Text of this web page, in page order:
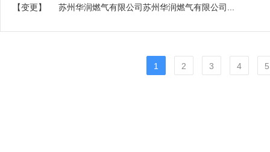
【变更】 苏州华润燃气有限公司苏州华润燃气有限公司...
1 2 3 4 5